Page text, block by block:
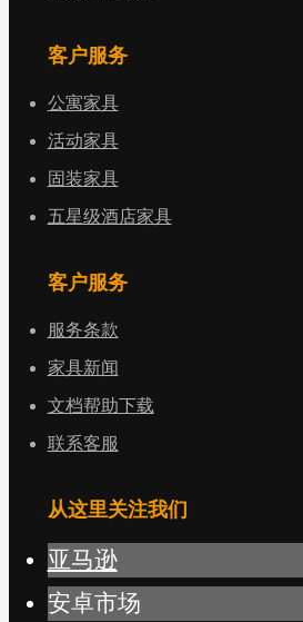
客户服务
公寓家具
活动家具
固装家具
五星级酒店家具
客户服务
服务条款
家具新闻
文档帮助下载
联系客服
从这里关注我们
亚马逊
安卓市场